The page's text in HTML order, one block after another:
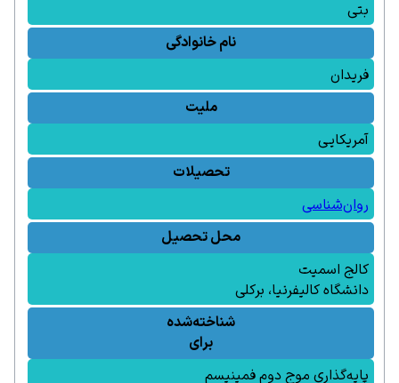
بتی
نام خانوادگی
فریدان
ملیت
آمریکایی
تحصیلات
روان‌شناسی
محل تحصیل
کالج اسمیت
دانشگاه کالیفرنیا، برکلی
شناخته‌شده
برای
پایه‌گذاری موج دوم فمینیسم